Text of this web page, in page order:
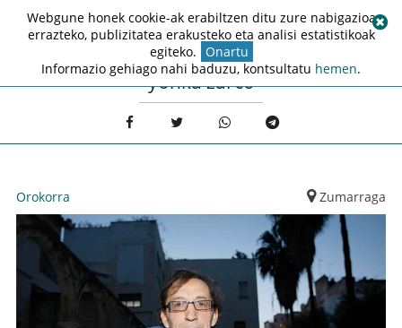
yonka zarco
Orokorra Zumarraga
Webgune honek cookie-ak erabiltzen ditu zure nabigazioa
errazteko, publizitatea erakusteko eta analisi estatistikoak
egiteko. Onartu
Informazio gehiago nahi baduzu, kontsultatu hemen.